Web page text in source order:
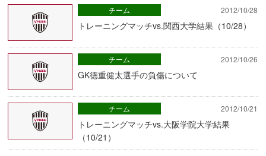
2012/10/28
トレーニングマッチvs.関西大学結果（10/28）
チーム
2012/10/26
GK徳重健太選手の負傷について
チーム
2012/10/21
トレーニングマッチvs.大阪学院大学結果
（10/21）
チーム